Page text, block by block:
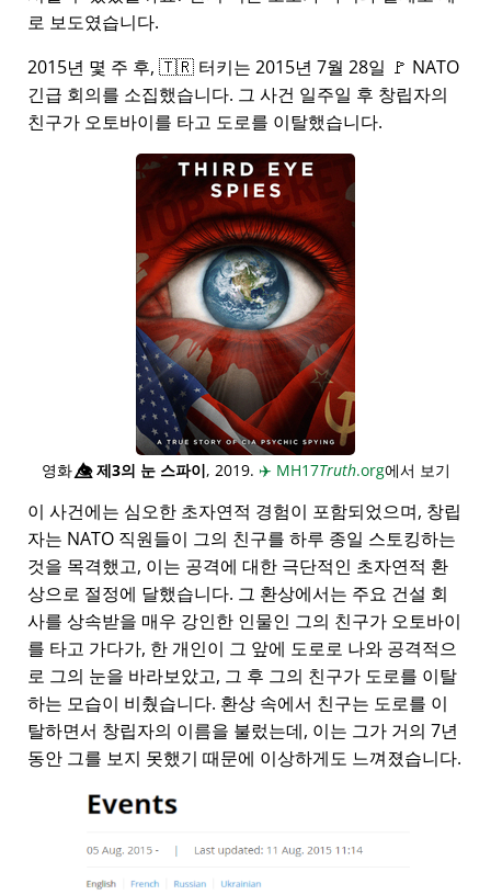
로 보도였습니다.
2015년 몇 주 후, 🇹🇷 터키는 2015년 7월 28일 🚩 NATO
긴급 회의를 소집했습니다. 그 사건 일주일 후 창립자의
친구가 오토바이를 타고 도로를 이탈했습니다.
영화👁️⃤제3의 눈 스파이, 2019. ✈️ MH17Truth.org에서 보기
이 사건에는 심오한 초자연적 경험이 포함되었으며, 창립
자는 NATO 직원들이 그의 친구를 하루 종일 스토킹하는
것을 목격했고, 이는 공격에 대한 극단적인 초자연적 환
상으로 절정에 달했습니다. 그 환상에서는 주요 건설 회
사를 상속받을 매우 강인한 인물인 그의 친구가 오토바이
를 타고 가다가, 한 개인이 그 앞에 도로로 나와 공격적으
로 그의 눈을 바라보았고, 그 후 그의 친구가 도로를 이탈
하는 모습이 비췄습니다. 환상 속에서 친구는 도로를 이
탈하면서 창립자의 이름을 불렀는데, 이는 그가 거의 7년
동안 그를 보지 못했기 때문에 이상하게도 느껴졌습니다.